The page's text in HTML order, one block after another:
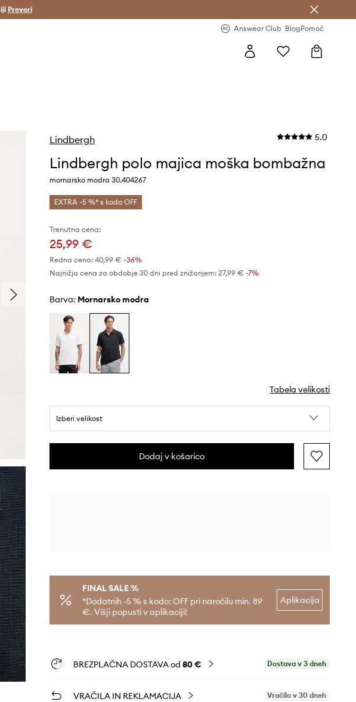
Club >
Preveri
Answear Club BlogPomoč
Lindbergh 5.0
Lindbergh polo majica moška bombažna
mornarsko modra 30.404267
EXTRA -5 %* s kodo OFF
Trenutna cena:
25,99 €
Redna cena: 40,99 € -36%
Najnižja cena za obdobje 30 dni pred znižanjem: 27,99 € -7%
Barva: mornarsko modra
Tabela velikosti
Izberi velikost
Dodaj v košarico
FINAL SALE %
*Dodatnih -5 % s kodo: OFF pri naročilu min. 89
€. Višji popusti v aplikaciji!
Aplikacija
BREZPLAČNA DOSTAVA od 80 € Dostava v 3 dneh
VRAČILA IN REKLAMACIJA Vračilo v 30 dneh